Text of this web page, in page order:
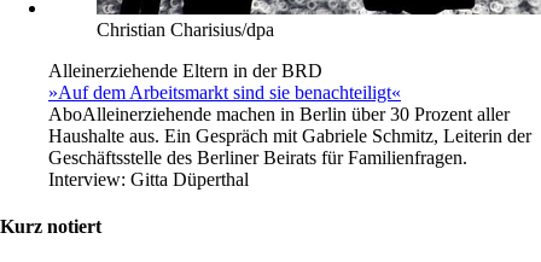
Christian Charisius/dpa
Alleinerziehende Eltern in der BRD
»Auf dem Arbeitsmarkt sind sie benachteiligt«
AboAlleinerziehende machen in Berlin über 30 Prozent aller
Haushalte aus. Ein Gespräch mit Gabriele Schmitz, Leiterin der
Geschäftsstelle des Berliner Beirats für Familienfragen.
Interview: Gitta Düperthal
Kurz notiert